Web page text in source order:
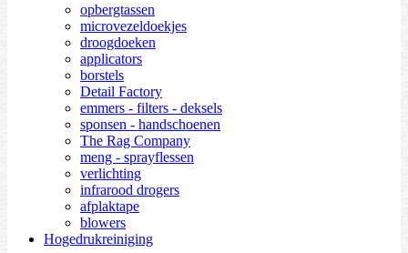
opbergtassen
microvezeldoekjes
droogdoeken
applicators
borstels
Detail Factory
emmers - filters - deksels
sponsen - handschoenen
The Rag Company
meng - sprayflessen
verlichting
infrarood drogers
afplaktape
blowers
Hogedrukreiniging